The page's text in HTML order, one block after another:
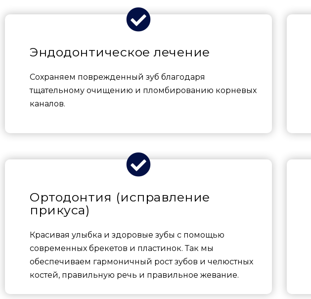
Эндодонтическое лечение
Сохраняем поврежденный зуб благодаря
тщательному очищению и пломбированию корневых
каналов.
Ортодонтия (исправление
прикуса)
Красивая улыбка и здоровые зубы с помощью
современных брекетов и пластинок. Так мы
обеспечиваем гармоничный рост зубов и челюстных
костей, правильную речь и правильное жевание.